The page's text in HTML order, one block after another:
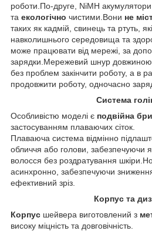
роботи.По-друге, NiMH
та екологічно чистими.Вони не
таких як кадмій, свинець та ртуть,
навколишнього середовища та
може працювати від мережі, за
зарядки.Мережевий шнур
без проблем закінчити роботу, а в
продовжити роботу, одночасно
Система
Особливістю моделі є подвійна
застосуванням плаваючих сіток.
Плаваюча система відмінно
обличчя або голови, забезпечуючи
волосся без роздратування
асинхронно, забезпечуючи зниження
ефективний зріз.
Корпус та
Корпус шейвера виготовлений з
високу міцність та довговічність.